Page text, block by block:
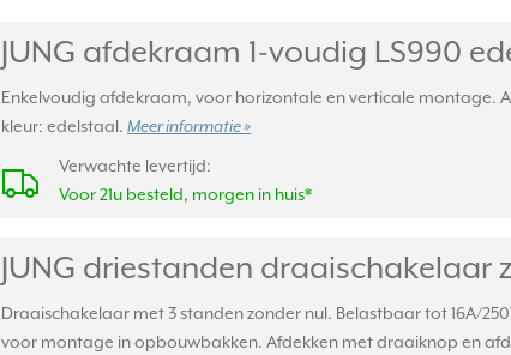
JUNG afdekraam 1-voudig LS990
Enkelvoudig afdekraam, voor horizontale en verticale montage.
kleur: edelstaal. Meer informatie »
Verwachte levertijd:
Voor 21u besteld, morgen in huis*
JUNG driestanden draaischakelaar
Draaischakelaar met 3 standen zonder nul. Belastbaar tot 16A/
voor montage in opbouwbakken. Afdekken met draaiknop en